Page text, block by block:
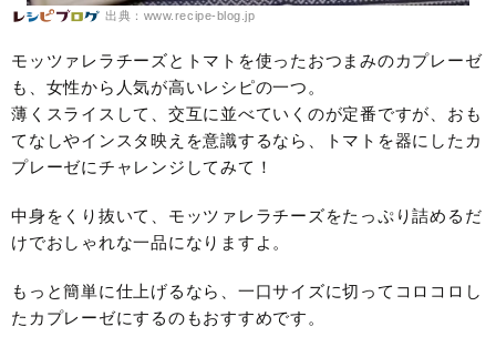
出典：www.recipe-blog.jp
モッツァレラチーズとトマトを使ったおつまみのカプレーゼ
も、女性から人気が高いレシピの一つ。
薄くスライスして、交互に並べていくのが定番ですが、おも
てなしやインスタ映えを意識するなら、トマトを器にしたカ
プレーゼにチャレンジしてみて！
中身をくり抜いて、モッツァレラチーズをたっぷり詰めるだ
けでおしゃれな一品になりますよ。
もっと簡単に仕上げるなら、一口サイズに切ってコロコロし
たカプレーゼにするのもおすすめです。